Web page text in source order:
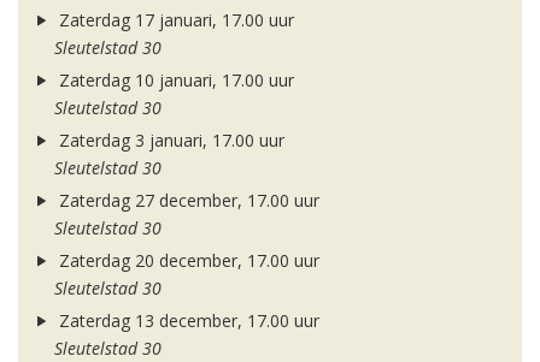
Zaterdag 17 januari, 17.00 uur
Sleutelstad 30
Zaterdag 10 januari, 17.00 uur
Sleutelstad 30
Zaterdag 3 januari, 17.00 uur
Sleutelstad 30
Zaterdag 27 december, 17.00 uur
Sleutelstad 30
Zaterdag 20 december, 17.00 uur
Sleutelstad 30
Zaterdag 13 december, 17.00 uur
Sleutelstad 30